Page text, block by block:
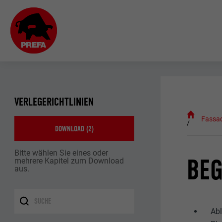
VERLEGERICHTLINIEN
DOWNLOAD (2)
Bitte wählen Sie eines oder
mehrere Kapitel zum Download
aus.